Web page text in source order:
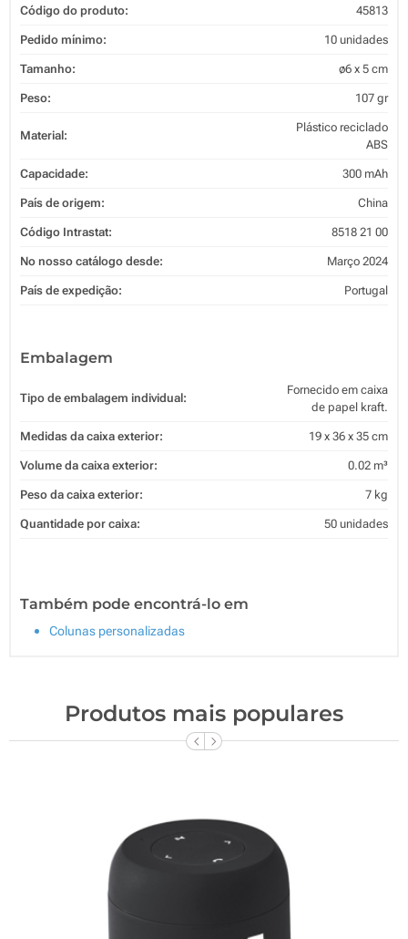
Código do produto: 45813
Pedido mínimo: 10 unidades
Tamanho: ø6 x 5 cm
Peso: 107 gr
Material:
Plástico reciclado
ABS
Capacidade: 300 mAh
País de origem: China
Código Intrastat: 8518 21 00
No nosso catálogo desde: Março 2024
País de expedição: Portugal
Embalagem
Tipo de embalagem individual:
Fornecido em caixa
de papel kraft.
Medidas da caixa exterior: 19 x 36 x 35 cm
Volume da caixa exterior: 0.02 m³
Peso da caixa exterior: 7 kg
Quantidade por caixa: 50 unidades
Também pode encontrá-lo em
Colunas personalizadas
Produtos mais populares